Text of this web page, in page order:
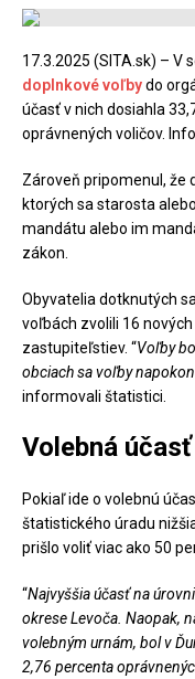
17.3.2025 (SITA.sk) – V
doplnkové voľbydo
účasť v nich dosiahla
oprávnených voličov.
Zároveň pripomenul, že
ktorých sa starosta
mandátu alebo im
zákon.
Obyvatelia dotknutých
voľbách zvolili 16
zastupiteľstiev. “Voľby
obciach sa voľby
informovali štatistici.
Volebná účasť
Pokiaľ ide o volebnú
štatistického úradu
prišlo voliť viac ako 50
“Najvyššia účasť na
okrese Levoča. Naopak,
volebným urnám, bol v
2,76 percenta